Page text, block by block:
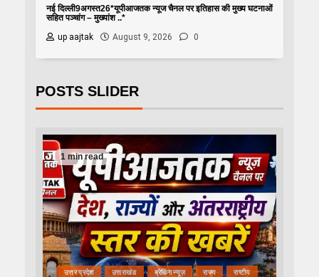
नई दिल्ली9अगस्त26*यूपीआजतक न्यूज चैनल पर इतिहास की मुख्य घटनाओं
सहित पञ्चांग – मुख्यांश ..*
up aajtak
August 9, 2026 0
POSTS SLIDER
1 min read
उत्तर प्रदेश उत्तराखंड ब्रेकिंग न्यूज़ राज्य राष्टीय